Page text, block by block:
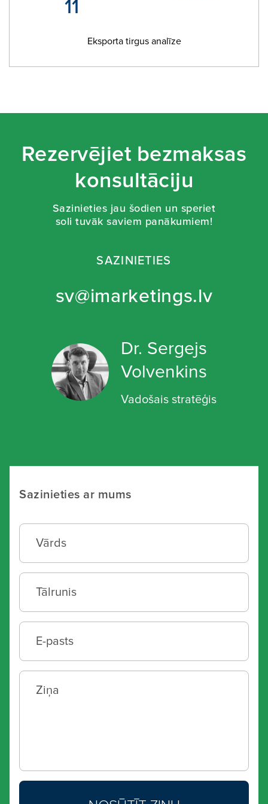
11
Eksporta tirgus analīze
Rezervējiet bezmaksas
konsultāciju
Sazinieties jau šodien un speriet
soli tuvāk saviem panākumiem!
SAZINIETIES
sv@imarketings.lv
Dr. Sergejs
Volvenkins
Vadošais stratēģis
Sazinieties ar mums